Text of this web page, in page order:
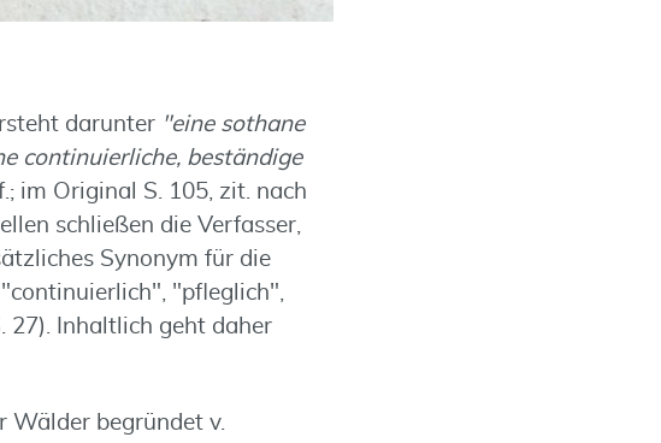
darunter "eine sothane
continuierliche, beständige
im Original S. 105, zit. nach
schließen die Verfasser,
Synonym für die
"pfleglich",
27). Inhaltlich geht daher
Wälder begründet v.